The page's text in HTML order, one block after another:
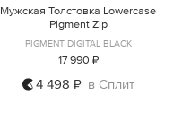
S M L XL XXL
Мужская Толстовка Lowercase
Pigment Zip
PIGMENT DIGITAL BLACK
17 990 ₽
4 498 ₽ в Сплит